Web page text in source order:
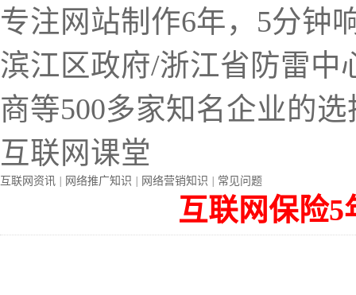
专注网站制作6年，5分钟
滨江区政府/浙江省防雷中
商等500多家知名企业的选
互联网课堂
互联网资讯 网络推广知识 网络营销知识 常见问题
互联网保险5